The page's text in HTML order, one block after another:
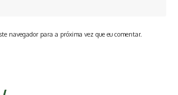
navegador para a próxima vez que eu comentar.